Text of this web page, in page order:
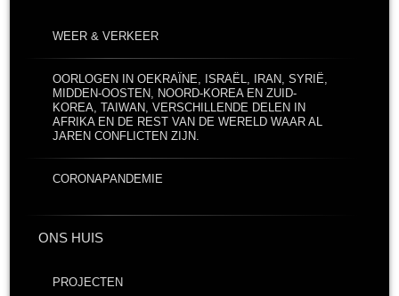
WEER & VERKEER
OORLOGEN IN OEKRAÏNE, ISRAËL, IRAN, SYRIË,
MIDDEN-OOSTEN, NOORD-KOREA EN ZUID-
KOREA, TAIWAN, VERSCHILLENDE DELEN IN
AFRIKA EN DE REST VAN DE WERELD WAAR AL
JAREN CONFLICTEN ZIJN.
CORONAPANDEMIE
ONS HUIS
PROJECTEN